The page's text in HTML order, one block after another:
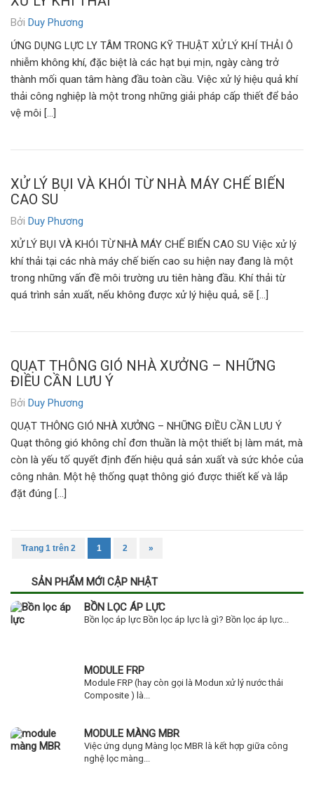
Bởi Duy Phương
ỨNG DỤNG LỰC LY TÂM TRONG KỸ THUẬT XỬ LÝ KHÍ THẢI Ô
nhiễm không khí, đặc biệt là các hạt bụi mịn, ngày càng trở
thành mối quan tâm hàng đầu toàn cầu. Việc xử lý hiệu quả khí
thải công nghiệp là một trong những giải pháp cấp thiết để bảo
vệ môi […]
XỬ LÝ BỤI VÀ KHÓI TỪ NHÀ MÁY CHẾ BIẾN
CAO SU
Bởi Duy Phương
XỬ LÝ BỤI VÀ KHÓI TỪ NHÀ MÁY CHẾ BIẾN CAO SU Việc xử lý
khí thải tại các nhà máy chế biến cao su hiện nay đang là một
trong những vấn đề môi trường ưu tiên hàng đầu. Khí thải từ
quá trình sản xuất, nếu không được xử lý hiệu quả, sẽ […]
QUẠT THÔNG GIÓ NHÀ XƯỞNG – NHỮNG
ĐIỀU CẦN LƯU Ý
Bởi Duy Phương
QUẠT THÔNG GIÓ NHÀ XƯỞNG – NHỮNG ĐIỀU CẦN LƯU Ý
Quạt thông gió không chỉ đơn thuần là một thiết bị làm mát, mà
còn là yếu tố quyết định đến hiệu quả sản xuất và sức khỏe của
công nhân. Một hệ thống quạt thông gió được thiết kế và lắp
đặt đúng […]
Trang 1 trên 2 1 2 »
SẢN PHẨM MỚI CẬP NHẬT
BỒN LỌC ÁP LỰC
Bồn lọc áp lực Bồn lọc áp lực là gì? Bồn lọc áp lực...
MODULE FRP
Module FRP (hay còn gọi là Modun xử lý nước thải
Composite ) là...
MODULE MÀNG MBR
Việc ứng dụng Màng lọc MBR là kết hợp giữa công
nghệ lọc màng...